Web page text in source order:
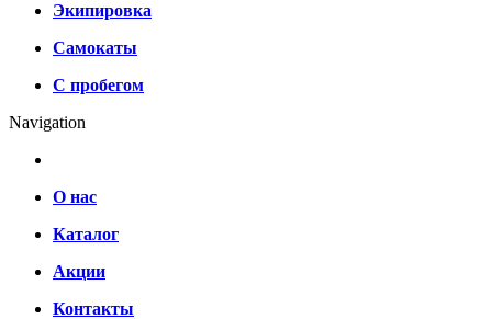
Экипировка
Самокаты
С пробегом
Navigation
О нас
Каталог
Акции
Контакты